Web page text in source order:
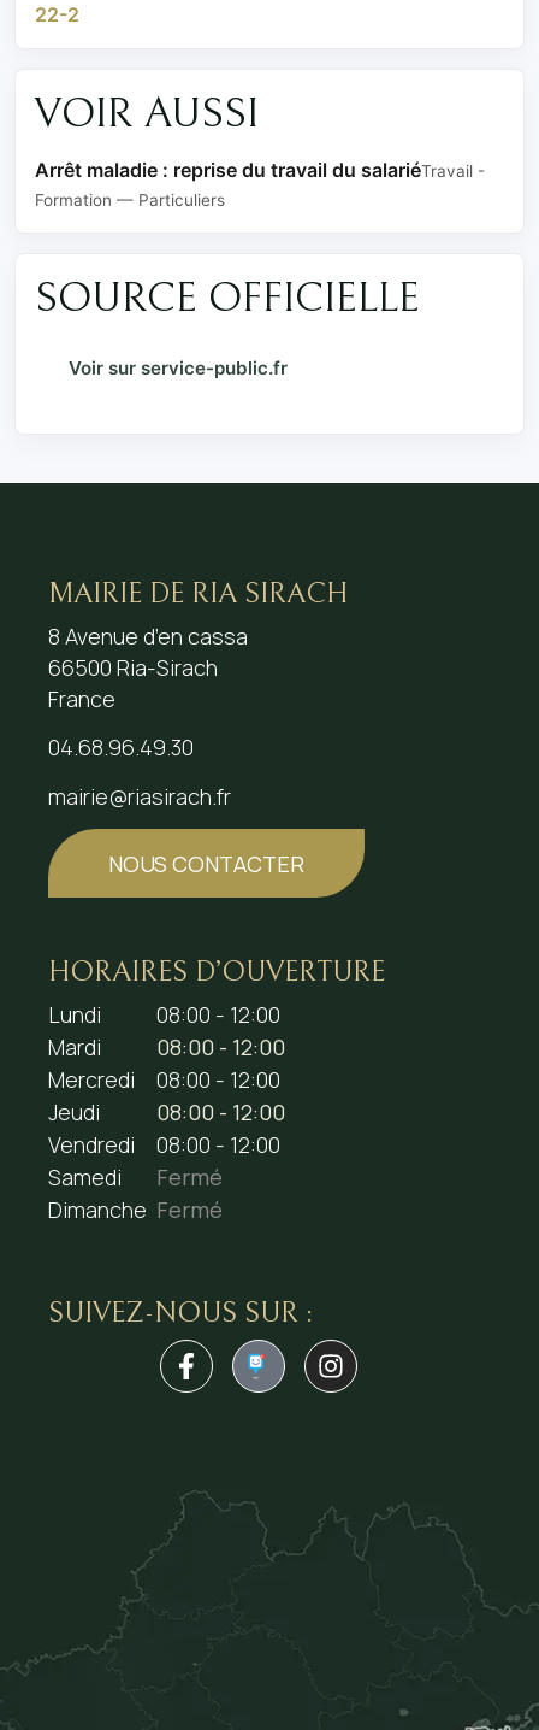
22-2
VOIR AUSSI
Arrêt maladie : reprise du travail du salariéTravail -
Formation — Particuliers
SOURCE OFFICIELLE
Voir sur service-public.fr
MAIRIE DE RIA SIRACH
8 Avenue d’en cassa
66500 Ria-Sirach
France
04.68.96.49.30
mairie@riasirach.fr
NOUS CONTACTER
HORAIRES D’OUVERTURE
Lundi
08:00 - 12:00
Mardi
08:00 - 12:00
Mercredi
08:00 - 12:00
Jeudi
08:00 - 12:00
Vendredi
08:00 - 12:00
Samedi
Fermé
Dimanche Fermé
SUIVEZ-NOUS SUR :
1